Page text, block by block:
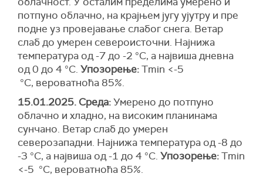
потпуно облачно, на крајњем југу ујутру и пре
подне уз провејавање слабог снега. Ветар
слаб до умерен североисточни. Најнижа
температура од -7 до -2 °С, а највиша дневна
од 0 до 4 °С. Упозорење:Тmin <-5
°C, вероватноћа 85%.
15.01.2025. Среда:Умерено до потпуно
облачно и хладно, на високим планинама
сунчано. Ветар слаб до умерен
северозападни. Најнижа температура од -8 до
-3 °С, а највиша од -1 до 4 °С. Упозорење:Тmin
<-5 °C, вероватноћа 85%.